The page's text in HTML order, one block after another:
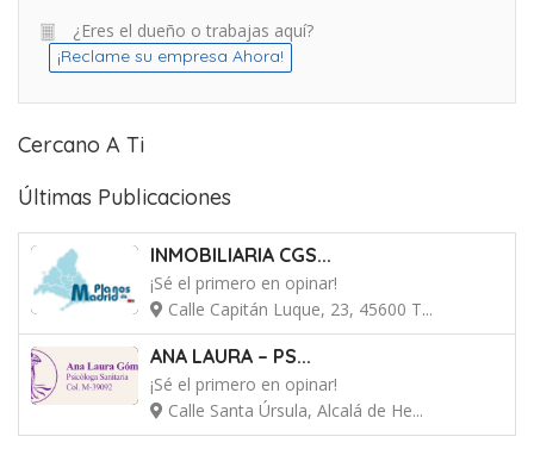
¿Eres el dueño o trabajas aquí?
¡Reclame su empresa Ahora!
Cercano A Ti
Últimas Publicaciones
INMOBILIARIA CGS...
¡Sé el primero en opinar!
Calle Capitán Luque, 23, 45600 T...
ANA LAURA – PS...
¡Sé el primero en opinar!
Calle Santa Úrsula, Alcalá de He...